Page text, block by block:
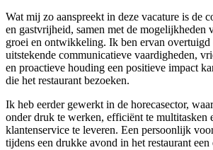
Wat mij zo aanspreekt in deze vacature is de
en gastvrijheid, samen met de mogelijkheden
groei en ontwikkeling. Ik ben ervan
uitstekende communicatieve vaardigheden,
en proactieve houding een positieve impact
die het restaurant bezoeken.
Ik heb eerder gewerkt in de horecasector,
onder druk te werken, efficiënt te multitasken
klantenservice te leveren. Een persoonlijk
tijdens een drukke avond in het restaurant